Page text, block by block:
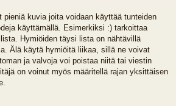
pieniä kuvia joita voidaan käyttää tunteiden
käyttämällä. Esimerkiksi :) tarkoittaa
Hymiöiden täysi lista on nähtävillä
Älä käytä hymiöitä liikaa, sillä ne voivat
ja valvoja voi poistaa niitä tai viestin
on voinut myös määritellä rajan yksittäisen